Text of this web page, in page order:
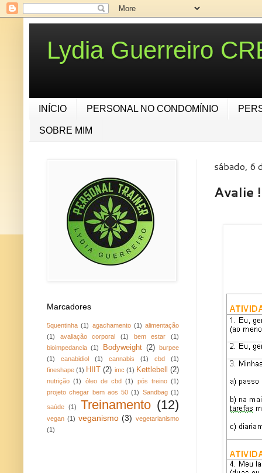
Lydia Guerreiro
INÍCIO PERSONAL NO CONDOMÍNIO
SOBRE MIM
sábado, 6
Avalie !
Marcadores
5quentinha (1) agachamento (1) alimentação
(1)
avaliação corporal (1) bem estar
(1)
bioimpedancia (1) Bodyweight (2)
burpee
(1)
canabidiol (1) cannabis (1) cbd
(1)
fineshape (1) HIIT (2) imc (1) Kettlebell (2)
nutrição (1) óleo de cbd (1) pós treino (1)
projeto chegar bem aos 50 (1) Sandbag (1)
saúde (1) Treinamento (12)
vegan (1) veganismo (3) vegetarianismo
(1)